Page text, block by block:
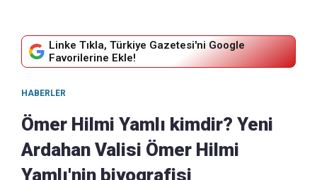
Linke Tıkla, Türkiye Gazetesi'ni Google
Favorilerine Ekle!
HABERLER
Ömer Hilmi Yamlı kimdir? Yeni
Ardahan Valisi Ömer Hilmi
Yamlı'nin biyografisi